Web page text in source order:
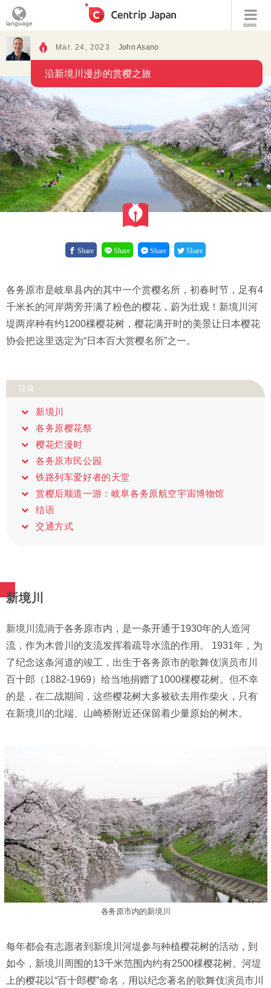
menu
language
Mar. 24, 2023 John Asano
沿新境川漫步的赏樱之旅
Share Share Share Share
各务原市是岐阜县内的其中一个赏樱名所，初春时节，足有4
千米长的河岸两旁开满了粉色的樱花，蔚为壮观！新境川河
堤两岸种有约1200棵樱花树，樱花满开时的美景让日本樱花
协会把这里选定为“日本百大赏樱名所”之一。
目录
新境川
各务原樱花祭
樱花烂漫时
各务原市民公园
铁路列车爱好者的天堂
赏樱后顺道一游：岐阜各务原航空宇宙博物馆
结语
交通方式
新境川
新境川流淌于各务原市内，是一条开通于1930年的人造河
流，作为木曾川的支流发挥着疏导水流的作用。 1931年，为
了纪念这条河道的竣工，出生于各务原市的歌舞伎演员市川
百十郎（1882-1969）给当地捐赠了1000棵樱花树。但不幸
的是，在二战期间，这些樱花树大多被砍去用作柴火，只有
在新境川的北端、山崎桥附近还保留着少量原始的树木。
各务原市内的新境川
每年都会有志愿者到新境川河堤参与种植樱花树的活动，到
如今，新境川周围的13千米范围内约有2500棵樱花树。河堤
上的樱花以“百十郎樱”命名，用以纪念著名的歌舞伎演员市川